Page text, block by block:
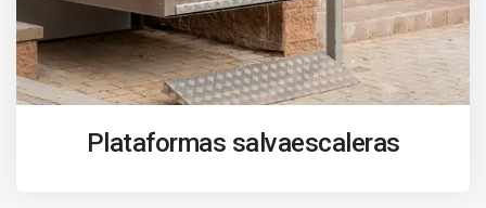
Plataformas salvaescaleras